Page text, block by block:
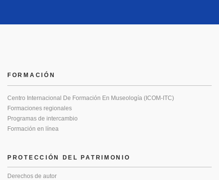
PROTECCIÓN DEL PATRIMONIO
Derechos de autor
FORMACIÓN
Centro Internacional De Formación En Museología (ICOM-ITC)
Formaciones regionales
Programas de intercambio
Formación en línea